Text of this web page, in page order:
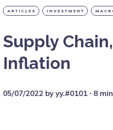
ARTICLES INVESTMENT
Supply
Inflation
05/07/2022 by yy.#0101 ∙ 8